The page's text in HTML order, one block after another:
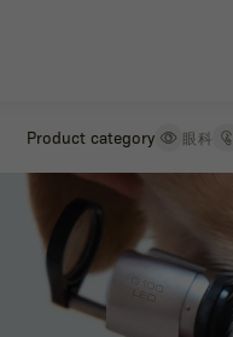
Product category 眼科
Product category 眼科